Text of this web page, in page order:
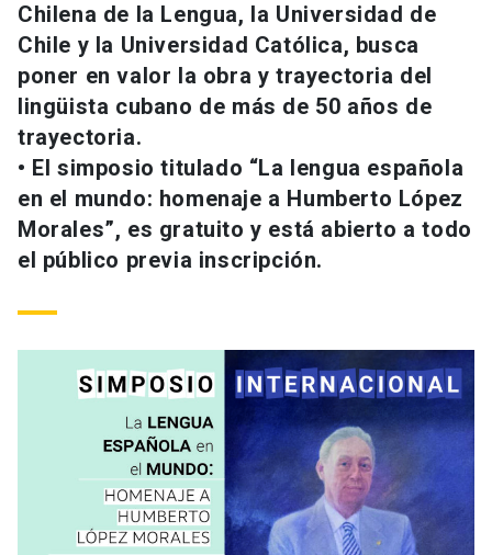
Chilena de la Lengua, la Universidad de
Chile y la Universidad Católica, busca
poner en valor la obra y trayectoria del
lingüista cubano de más de 50 años de
trayectoria.
• El simposio titulado “La lengua española
en el mundo: homenaje a Humberto López
Morales”, es gratuito y está abierto a todo
el público previa inscripción.